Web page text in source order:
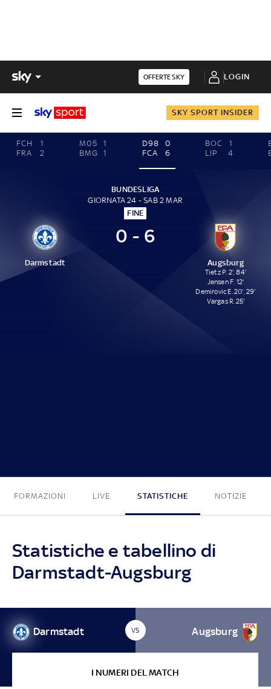
OFFERTE SKY LOGIN
SKY SPORT INSIDER
FCH
1
FRA
2
M05
1
BMG
1
D98
0
FCA
6
BOC
1
LIP
4
BUNDESLIGA
GIORNATA 24 - SAB 2 MAR
FINE
Darmstadt
0 - 6
Augsburg
Tietz P. 2', 84'
Jensen F. 12'
Demirovic E. 20', 29'
Vargas R. 25'
FORMAZIONI LIVE STATISTICHE NOTIZIE
Statistiche e tabellino di
Darmstadt-Augsburg
Darmstadt VS Augsburg
I NUMERI DEL MATCH